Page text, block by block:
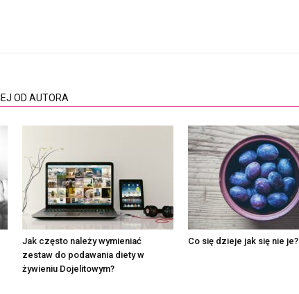
OD AUTORA
Jak często należy wymieniać
zestaw do podawania diety w
żywieniu Dojelitowym?
Co się dzieje jak się nie je?